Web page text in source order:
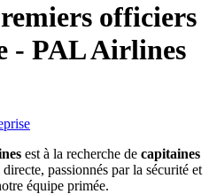
officiers
- PAL Airlines
est à la recherche de capitaines
directe, passionnés par la sécurité et
équipe primée.